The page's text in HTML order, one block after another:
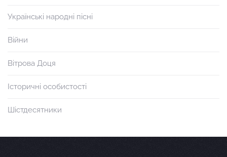
Українські народні пісні
Війни
Вітрова Доця
Історичні особистості
Шістдесятники